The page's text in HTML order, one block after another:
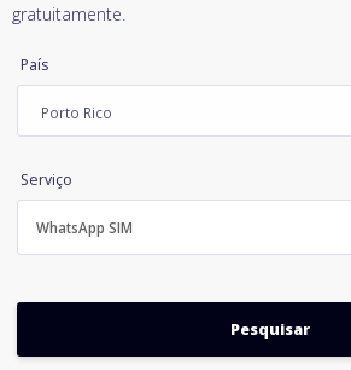
gratuitamente.
País
Serviço
WhatsApp SIM